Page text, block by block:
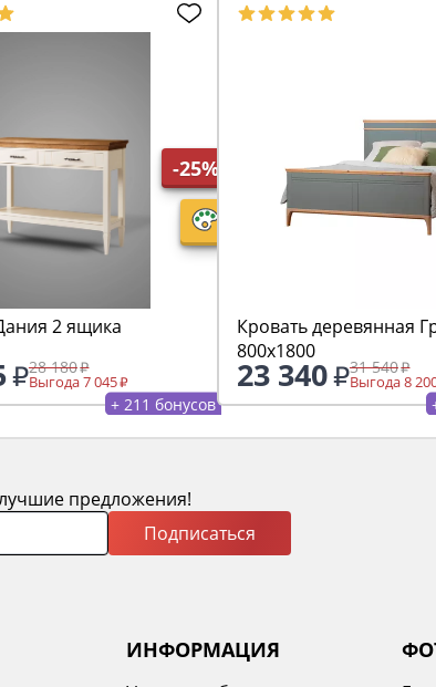
-25%
2 ящика
28 180
Выгода 7 045
+ 211 бонусов
Кровать деревянная
800х1800
23 340 31 540
Выгода 8
предложения!
Подписаться
ИНФОРМАЦИЯ